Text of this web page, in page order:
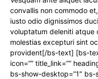
convallis non commodo
iusto odio dignissimos
voluptatum deleniti atque
molestias excepturi sint
provident[/bs-text] [bs-
icon=”” title_link=””
bs-show-desktop=”1″ bs-